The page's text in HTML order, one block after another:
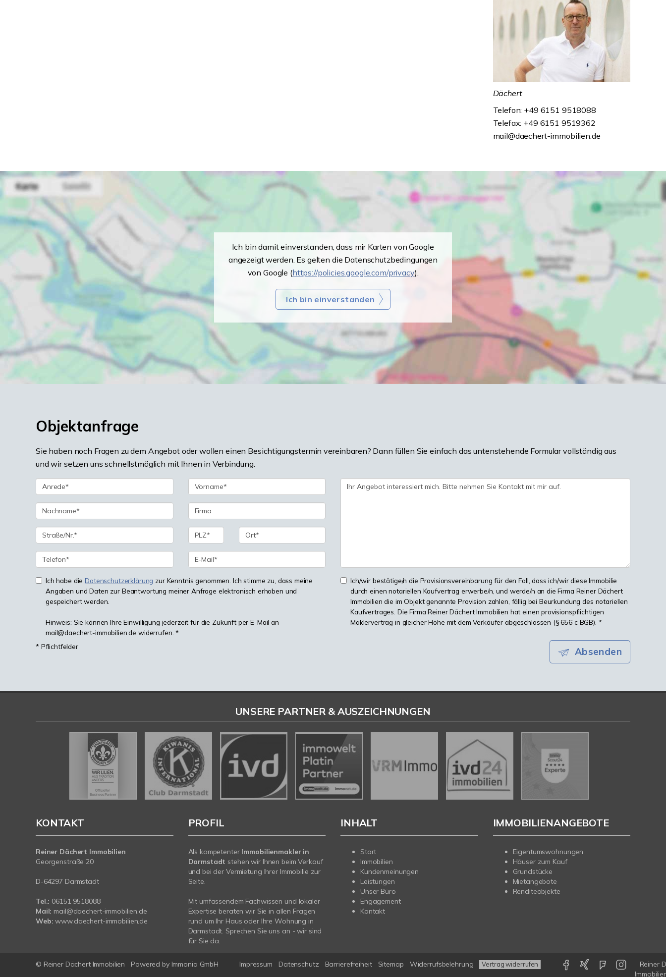
Dächert
Telefon: +49 6151 9518088
Telefax: +49 6151 9519362
mail@daechert-immobilien.de
Ich bin damit einverstanden, dass mir Karten von Google
angezeigt werden. Es gelten die Datenschutzbedingungen
von Google (https://policies.google.com/privacy).
Ich bin einverstanden
Objektanfrage
Sie haben noch Fragen zu dem Angebot oder wollen einen Besichtigungstermin vereinbaren? Dann füllen Sie einfach das untenstehende Formular vollständig aus
und wir setzen uns schnellstmöglich mit Ihnen in Verbindung.
Ich habe die Datenschutzerklärung zur Kenntnis genommen. Ich stimme zu, dass meine
Angaben und Daten zur Beantwortung meiner Anfrage elektronisch erhoben und
gespeichert werden.
Hinweis: Sie können Ihre Einwilligung jederzeit für die Zukunft per E-Mail an
mail@daechert-immobilien.de widerrufen. *
Ich/wir bestätige/n die Provisionsvereinbarung für den Fall, dass ich/wir diese Immobilie
durch einen notariellen Kaufvertrag erwerbe/n, und werde/n an die Firma Reiner Dächert
Immobilien die im Objekt genannte Provision zahlen, fällig bei Beurkundung des notariellen
Kaufvertrages. Die Firma Reiner Dächert Immobilien hat einen provisionspflichtigen
Maklervertrag in gleicher Höhe mit dem Verkäufer abgeschlossen (§ 656 c BGB). *
* Pflichtfelder Absenden
UNSERE PARTNER & AUSZEICHNUNGEN
KONTAKT
Reiner Dächert Immobilien
Georgenstraße 20
D-64297 Darmstadt
Tel.: 06151 9518088
Mail: mail@daechert-immobilien.de
Web: www.daechert-immobilien.de
PROFIL
Als kompetenter Immobilienmakler in
Darmstadt stehen wir Ihnen beim Verkauf
und bei der Vermietung Ihrer Immobilie zur
Seite.
Mit umfassendem Fachwissen und lokaler
Expertise beraten wir Sie in allen Fragen
rund um Ihr Haus oder Ihre Wohnung in
Darmstadt. Sprechen Sie uns an - wir sind
für Sie da.
INHALT
Start
Immobilien
Kundenmeinungen
Leistungen
Unser Büro
Engagement
Kontakt
IMMOBILIENANGEBOTE
Eigentumswohnungen
Häuser zum Kauf
Grundstücke
Mietangebote
Renditeobjekte
© Reiner Dächert Immobilien Powered by Immonia GmbH Impressum Datenschutz Barrierefreiheit Sitemap Widerrufsbelehrung Vertrag widerrufen
Reiner